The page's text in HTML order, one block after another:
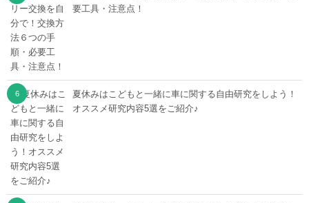
要工具・注意点！
夏休みはこどもと一緒に車に関する自由研究をしよう！
オススメ研究内容5選をご紹介♪